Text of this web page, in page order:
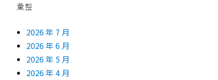
彙整
2026 年 7 月
2026 年 6 月
2026 年 5 月
2026 年 4 月